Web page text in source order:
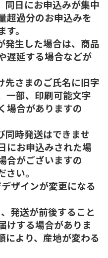
日にお申込みが集中
超過分のお申込みを
。
発生した場合は、商品
遅延する場合などが
先さまのご氏名に旧字
一部、印刷可能文字
場合がありますの
同時発送はできませ
にお申込みされた場
合がございますの
い。
ザインが変更になる
発送が前後すること
けする場合がありま
により、産地が変わる